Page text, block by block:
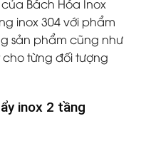
Bách Hóa Inox
inox 304 với phẩm
sản phẩm cũng như
từng đối tượng
inox 2 tầng